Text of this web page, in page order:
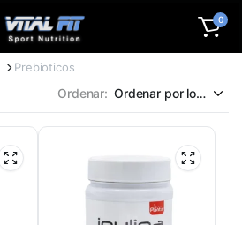
0
Prebioticos
Ordenar: